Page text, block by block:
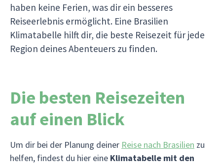
haben keine Ferien, was dir ein besseres
Reiseerlebnis ermöglicht. Eine Brasilien
Klimatabelle hilft dir, die beste Reisezeit für jede
Region deines Abenteuers zu finden.
Die besten Reisezeiten
auf einen Blick
Um dir bei der Planung deiner Reise nach Brasilien zu
helfen, findest du hier eine Klimatabelle mit den